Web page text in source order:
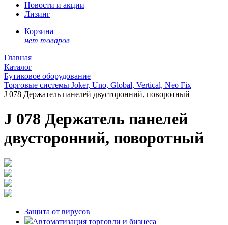
Новости и акции
Лизинг
Корзина
нет товаров
Главная
Каталог
Бутиковое оборудование
Торговые системы Joker, Uno, Global, Vertical, Neo Fix
J 078 Держатель панелей двусторонний, поворотный
J 078 Держатель панелей
двусторонний, поворотный
Защита от вирусов
Автоматизация торговли и бизнеса